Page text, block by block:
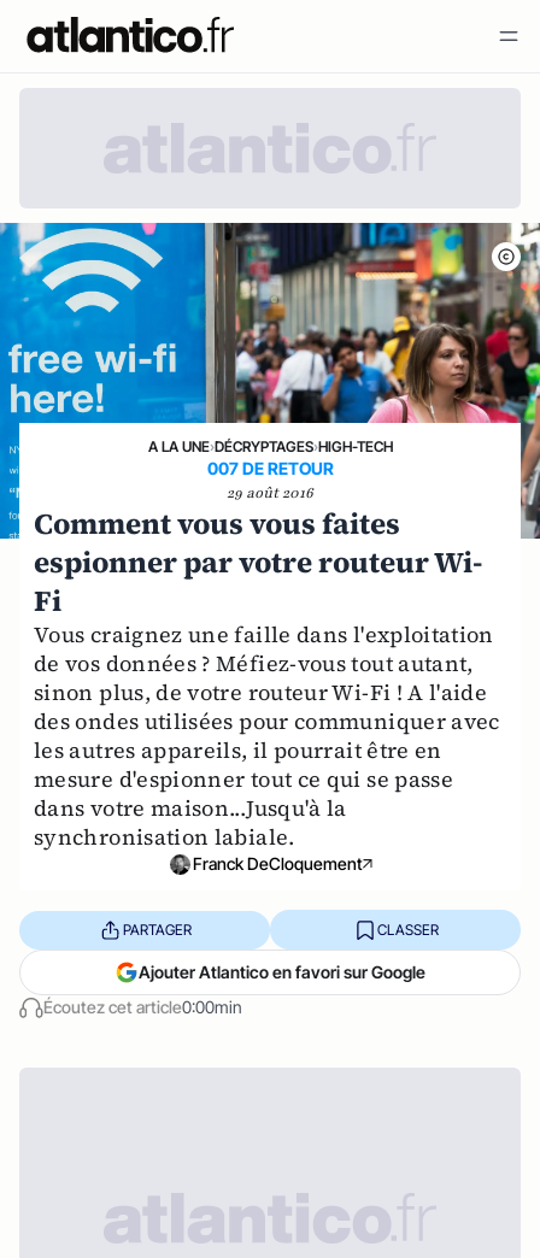
A LA UNE›DÉCRYPTAGES›HIGH-TECH
007 DE RETOUR
29 août 2016
Comment vous vous faites
espionner par votre routeur Wi-
Fi
Vous craignez une faille dans l'exploitation
de vos données ? Méfiez-vous tout autant,
sinon plus, de votre routeur Wi-Fi ! A l'aide
des ondes utilisées pour communiquer avec
les autres appareils, il pourrait être en
mesure d'espionner tout ce qui se passe
dans votre maison...Jusqu'à la
synchronisation labiale.
Franck DeCloquement
Écoutez cet article0:00min
PARTAGER CLASSER
Ajouter Atlantico en favori sur Google